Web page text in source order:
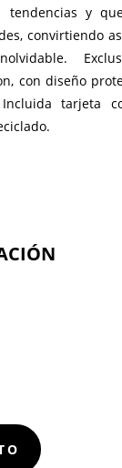
tendencias y
convirtiendo
con diseño
tarjeta